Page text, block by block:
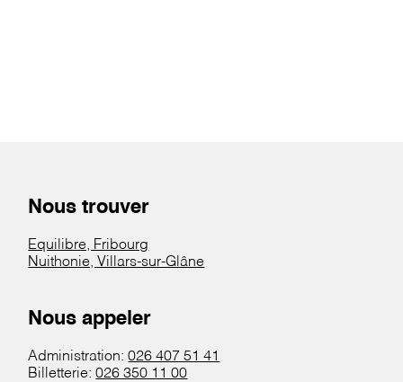
Nous trouver
Equilibre, Fribourg
Nuithonie, Villars-sur-Glâne
Nous appeler
Administration:026 407 51 41
Billetterie:026 350 11 00